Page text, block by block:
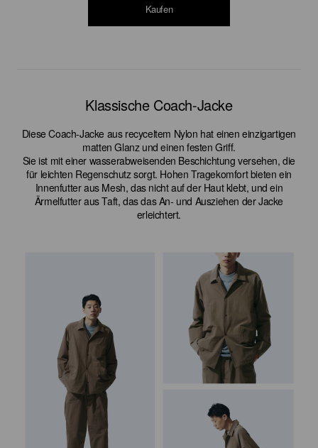
Kaufen
Klassische Coach-Jacke
Diese Coach-Jacke aus recyceltem Nylon hat einen einzigartigen
matten Glanz und einen festen Griff.
Sie ist mit einer wasserabweisenden Beschichtung versehen, die
für leichten Regenschutz sorgt. Hohen Tragekomfort bieten ein
Innenfutter aus Mesh, das nicht auf der Haut klebt, und ein
Ärmelfutter aus Taft, das das An- und Ausziehen der Jacke
erleichtert.